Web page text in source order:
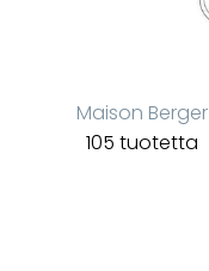
Maison Berger
105 tuotetta